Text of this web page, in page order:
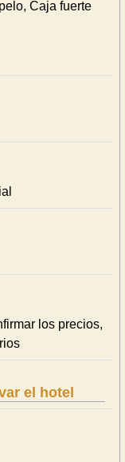
Caja fuerte
los precios,
el hotel